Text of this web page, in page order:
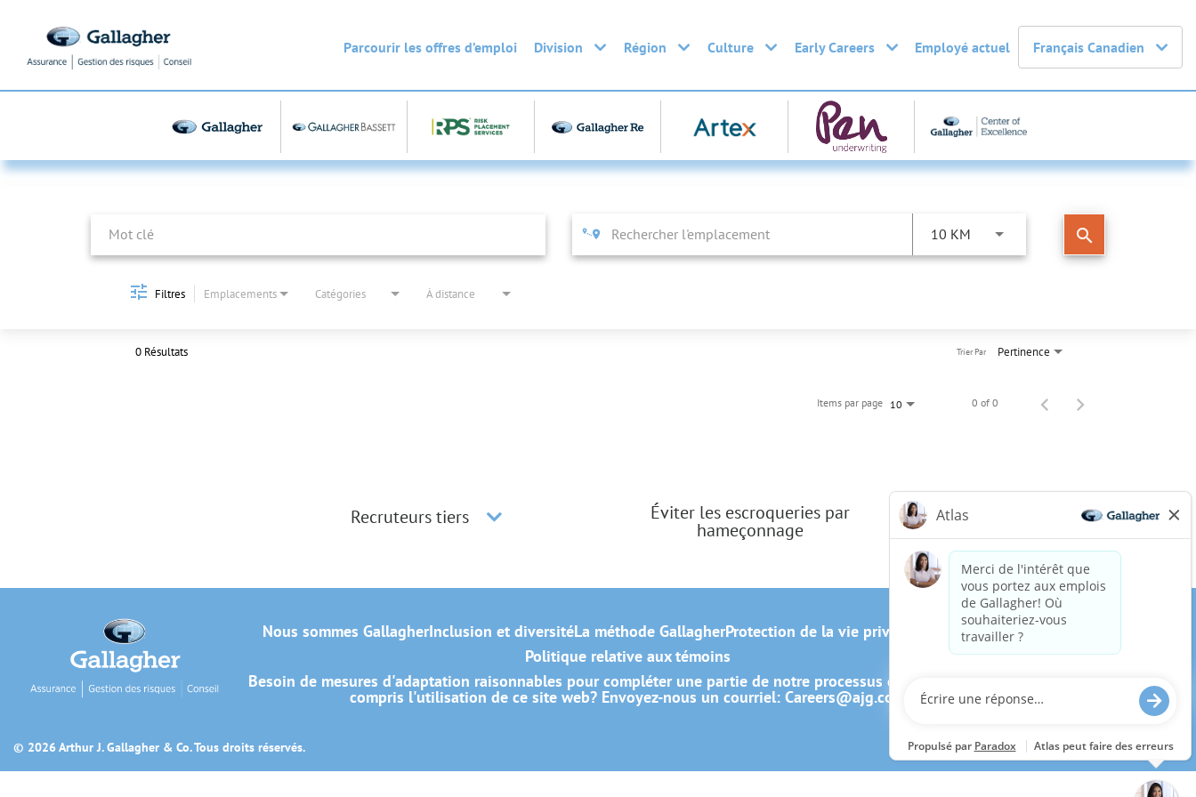
Parcourir les offres d’emploi Division Région Culture Early Careers Employé actuel Français Canadien
Job Search Page
10 KM search
Filtres Emplacements Catégories À distance
0 Résultats Pertinence
Trier Par
Items par page 10 0 of 0
Recruteurs tiers Éviter les escroqueries par
hameçonnage
Nous sommes GallagherInclusion et diversitéLa méthode GallagherProtection de la vie privée du candidat
Politique relative aux témoins
Besoin de mesures d'adaptation raisonnables pour compléter une partie de notre processus de candidature, y
compris l'utilisation de ce site web? Envoyez-nous un courriel: Careers@ajg.com
© 2026 Arthur J. Gallagher & Co. Tous droits réservés.